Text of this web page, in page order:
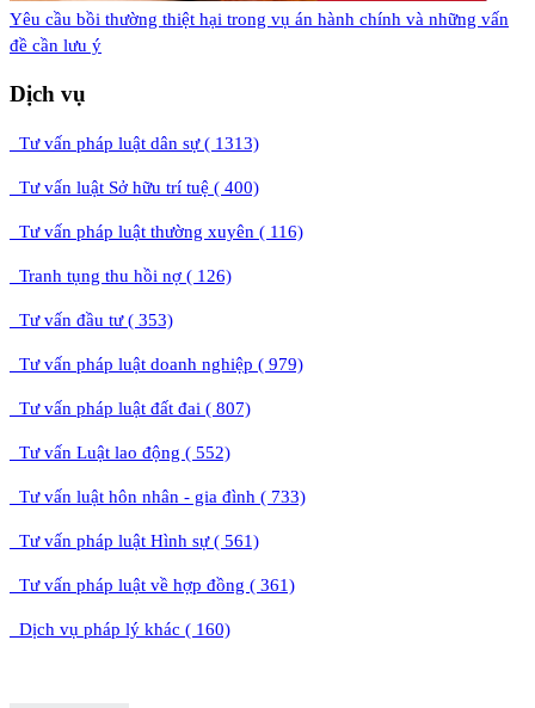
​Yêu cầu bồi thường thiệt hại trong vụ án hành chính và những vấn
đề cần lưu ý
Dịch vụ
Tư vấn pháp luật dân sự ( 1313)
Tư vấn luật Sở hữu trí tuệ ( 400)
Tư vấn pháp luật thường xuyên ( 116)
Tranh tụng thu hồi nợ ( 126)
Tư vấn đầu tư ( 353)
Tư vấn pháp luật doanh nghiệp ( 979)
Tư vấn pháp luật đất đai ( 807)
Tư vấn Luật lao động ( 552)
Tư vấn luật hôn nhân - gia đình ( 733)
Tư vấn pháp luật Hình sự ( 561)
Tư vấn pháp luật về hợp đồng ( 361)
Dịch vụ pháp lý khác ( 160)